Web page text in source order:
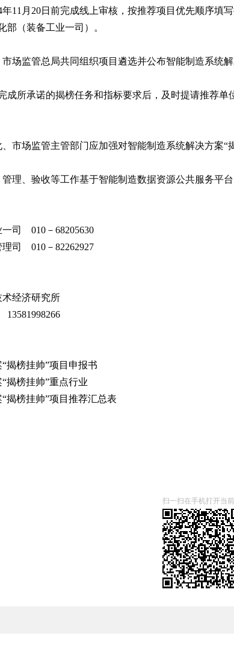
年11月20日前完成线上审核，按推荐项目优先顺序
部（装备工业一司）。
市场监管总局共同组织项目遴选并公布智能制造系统
成所承诺的揭榜任务和指标要求后，及时提请推荐
、市场监管主管部门应加强对智能制造系统解决方案
理、验收等工作基于智能制造数据资源公共服务平台
司 010－68205630
司 010－82262927
经济研究所
13581998266
揭榜挂帅”项目申报书
揭榜挂帅”重点行业
揭榜挂帅”项目推荐汇总表
扫一扫在手机打开当